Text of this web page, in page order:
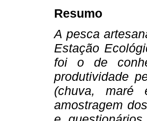
Resumo
A pesca
Estação
foi o de
produtividade
(chuva,
amostragem